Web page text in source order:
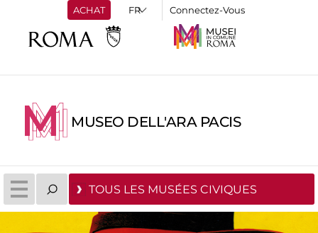
ACHAT Connectez-Vous
MUSEO DELL'ARA PACIS
TOUS LES MUSÉES CIVIQUES